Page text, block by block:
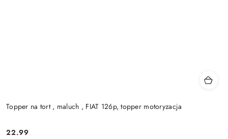
Topper na tort , maluch , FIAT 126p, topper motoryzacja
22.99